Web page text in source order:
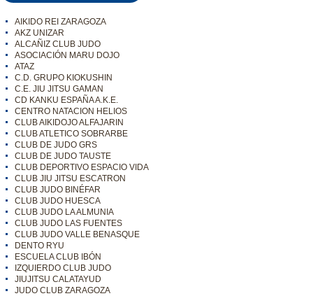
AIKIDO REI ZARAGOZA
AKZ UNIZAR
ALCAÑIZ CLUB JUDO
ASOCIACIÓN MARU DOJO
ATAZ
C.D. GRUPO KIOKUSHIN
C.E. JIU JITSU GAMAN
CD KANKU ESPAÑA A.K.E.
CENTRO NATACION HELIOS
CLUB AIKIDOJO ALFAJARIN
CLUB ATLETICO SOBRARBE
CLUB DE JUDO GRS
CLUB DE JUDO TAUSTE
CLUB DEPORTIVO ESPACIO VIDA
CLUB JIU JITSU ESCATRON
CLUB JUDO BINÉFAR
CLUB JUDO HUESCA
CLUB JUDO LA ALMUNIA
CLUB JUDO LAS FUENTES
CLUB JUDO VALLE BENASQUE
DENTO RYU
ESCUELA CLUB IBÓN
IZQUIERDO CLUB JUDO
JIUJITSU CALATAYUD
JUDO CLUB ZARAGOZA